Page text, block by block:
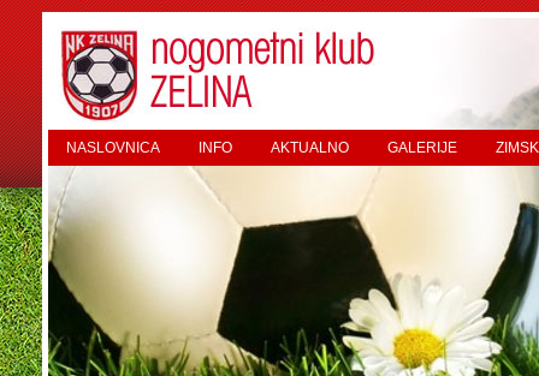
NASLOVNICA INFO AKTUALNO GALERIJE